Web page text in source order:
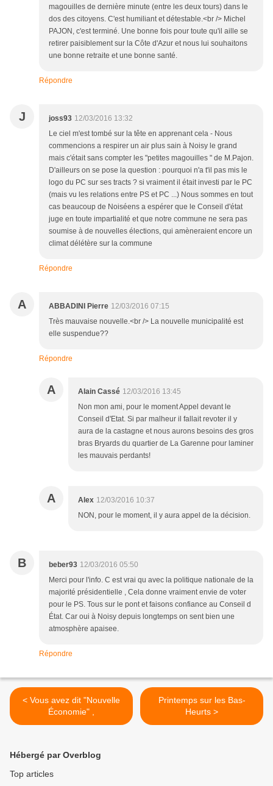
magouilles de dernière minute (entre les deux tours) dans le
dos des citoyens. C'est humiliant et détestable.<br /> Michel
PAJON, c'est terminé. Une bonne fois pour toute qu'il aille se
retirer paisiblement sur la Côte d'Azur et nous lui souhaitons
une bonne retraite et une bonne santé.
Répondre
J joss93 12/03/2016 13:32
Le ciel m'est tombé sur la tête en apprenant cela - Nous
commencions a respirer un air plus sain à Noisy le grand
mais c'était sans compter les "petites magouilles " de M.Pajon.
D'ailleurs on se pose la question : pourquoi n'a t'il pas mis le
logo du PC sur ses tracts ? si vraiment il était investi par le PC
(mais vu les relations entre PS et PC ...) Nous sommes en tout
cas beaucoup de Noiséens a espérer que le Conseil d'état
juge en toute impartialité et que notre commune ne sera pas
soumise à de nouvelles élections, qui amèneraient encore un
climat délétère sur la commune
Répondre
A ABBADINI Pierre 12/03/2016 07:15
Très mauvaise nouvelle.<br /> La nouvelle municipalité est
elle suspendue??
Répondre
A Alain Cassé 12/03/2016 13:45
Non mon ami, pour le moment Appel devant le
Conseil d'Etat. Si par malheur il fallait revoter il y
aura de la castagne et nous aurons besoins des gros
bras Bryards du quartier de La Garenne pour laminer
les mauvais perdants!
A Alex 12/03/2016 10:37
NON, pour le moment, il y aura appel de la décision.
B beber93 12/03/2016 05:50
Merci pour l'info. C est vrai qu avec la politique nationale de la
majorité présidentielle , Cela donne vraiment envie de voter
pour le PS. Tous sur le pont et faisons confiance au Conseil d
État. Car oui à Noisy depuis longtemps on sent bien une
atmosphère apaisee.
Répondre
< Vous avez dit "Nouvelle
Économie" ,
Printemps sur les Bas-
Heurts >
Hébergé par Overblog
Top articles